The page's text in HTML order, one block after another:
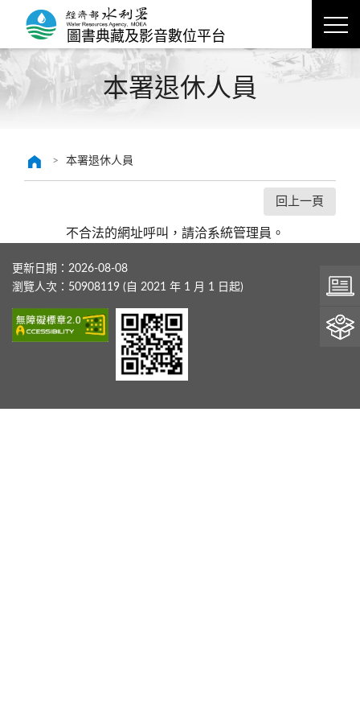
圖書典藏及影音數位平台
本署退休人員
本署退休人員
回上一頁
不合法的網址呼叫，請洽系統管理員。
更新日期： 2026-08-08
瀏覽人次： 50908119 (自 2021 年 1 月 1 日起)